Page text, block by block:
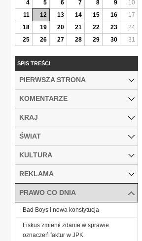
4
5 6 7 8 9
10
11
12 13 14 15 16
17
18
19 20 21 22 23
24
25
26 27 28 29 30 31
SPIS TREŚCI
PIERWSZA STRONA
KOMENTARZE
KRAJ
ŚWIAT
KULTURA
REKLAMA
PRAWO CO DNIA
Bad Boys i nowa konstytucja
Fiskus zmienił zdanie w sprawie
oznaczeń faktur w JPK